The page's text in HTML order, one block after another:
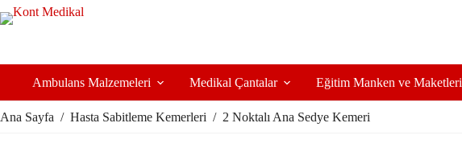
Ambulans Malzemeleri Medikal Çantalar Eğitim Manken ve Maketleri
Ana Sayfa / Hasta Sabitleme Kemerleri / 2 Noktalı Ana Sedye Kemeri